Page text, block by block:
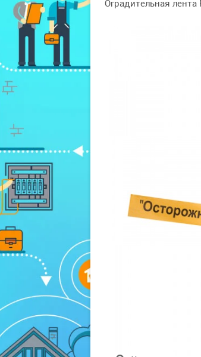
Оградительная лента